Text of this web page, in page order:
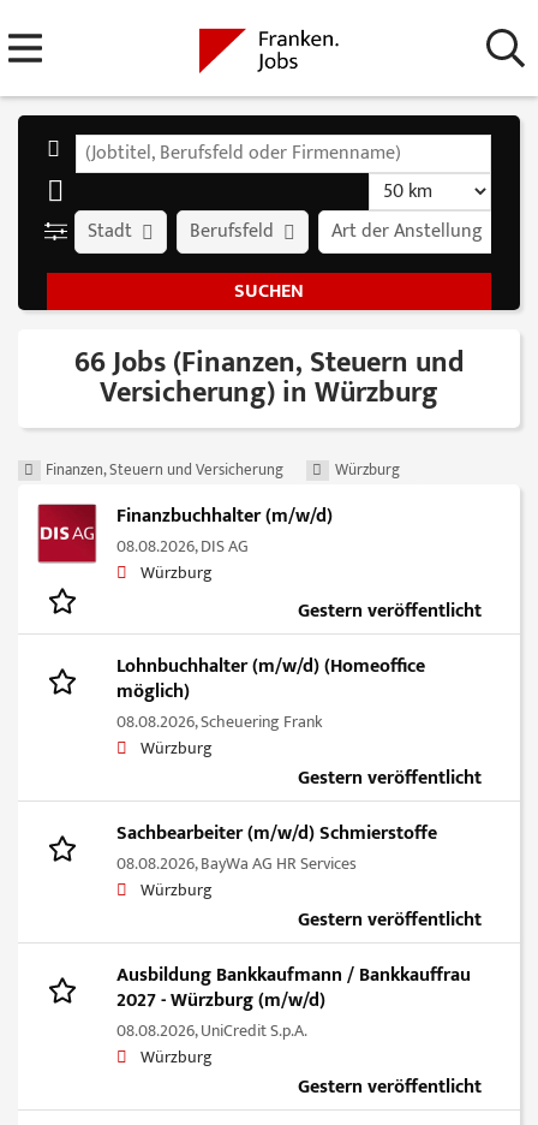
Stadt Art der Anstellung
Berufsfeld
66 Jobs (Finanzen, Steuern und
Versicherung) in Würzburg
Finanzen, Steuern und Versicherung Würzburg
Finanzbuchhalter (m/w/d)
08.08.2026,DIS AG
Würzburg
Gestern veröffentlicht
Lohnbuchhalter (m/w/d) (Homeoffice
möglich)
08.08.2026,Scheuering Frank
Würzburg
Gestern veröffentlicht
Sachbearbeiter (m/w/d) Schmierstoffe
08.08.2026,BayWa AG HR Services
Würzburg
Gestern veröffentlicht
Ausbildung Bankkaufmann / Bankkauffrau
2027 - Würzburg (m/w/d)
08.08.2026,UniCredit S.p.A.
Würzburg
Gestern veröffentlicht